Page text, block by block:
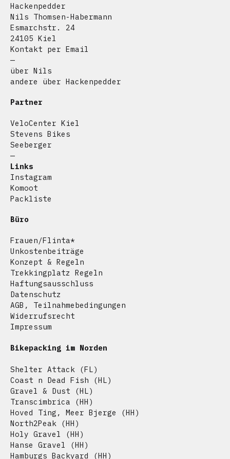
Hackenpedder
Nils Thomsen-Habermann
Esmarchstr. 24
24105 Kiel
Kontakt per Email
—
über Nils
andere über Hackenpedder
Partner
VeloCenter Kiel
Stevens Bikes
Seeberger
—
Links
Instagram
Komoot
Packliste
Büro
Frauen/Flinta*
Unkostenbeiträge
Konzept & Regeln
Trekkingplatz Regeln
Haftungsausschluss
Datenschutz
AGB, Teilnahmebedingungen
Widerrufsrecht
Impressum
Bikepacking im Norden
Shelter Attack (FL)
Coast n Dead Fish (HL)
Gravel & Dust (HL)
Transcimbrica
(HH)
Hoved Ting , Meer Bjerge
(HH)
North2Peak (HH)
Holy Gravel
(HH)
Hanse Gravel
(HH)
Hamburgs Backyard
(HH)